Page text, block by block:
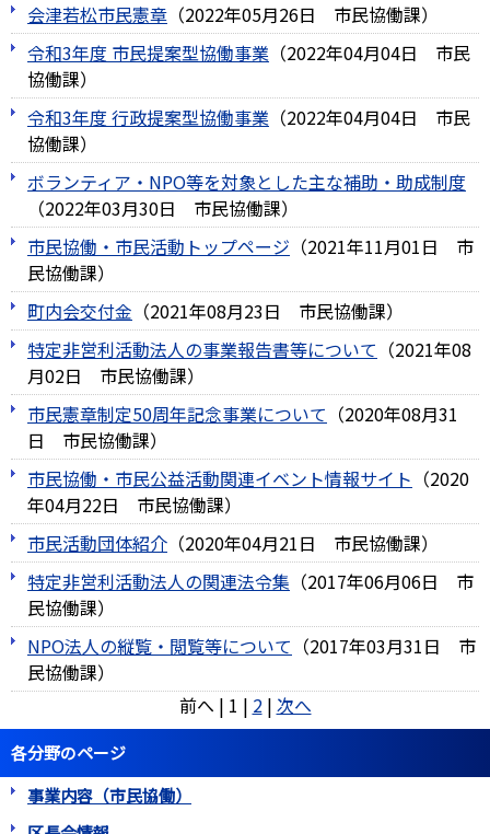
会津若松市民憲章 （2022年05月26日 市民協働課）
令和3年度 市民提案型協働事業 （2022年04月04日
市民
協働課）
令和3年度 行政提案型協働事業 （2022年04月04日
市民
協働課）
ボランティア・NPO等を対象とした主な補助・助成制度
（2022年03月30日 市民協働課）
市民協働・市民活動トップページ （2021年11月01日
市
民協働課）
町内会交付金 （2021年08月23日 市民協働課）
特定非営利活動法人の事業報告書等について （2021年08
月02日
市民協働課）
市民憲章制定50周年記念事業について （2020年08月31
日
市民協働課）
市民協働・市民公益活動関連イベント情報サイト （2020
年04月22日
市民協働課）
市民活動団体紹介 （2020年04月21日 市民協働課）
特定非営利活動法人の関連法令集 （2017年06月06日
市
民協働課）
NPO法人の縦覧・閲覧等について （2017年03月31日
市
民協働課）
前へ | 1 | 2| 次へ
各分野のページ
事業内容（市民協働）